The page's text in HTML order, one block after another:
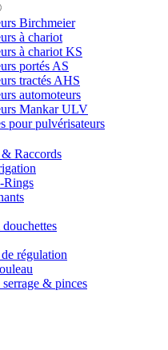
Birchmeier
à chariot
à chariot KS
portés AS
tractés AHS
automoteurs
Mankar ULV
pour pulvérisateurs
Raccords
Rings
régulation
& pinces